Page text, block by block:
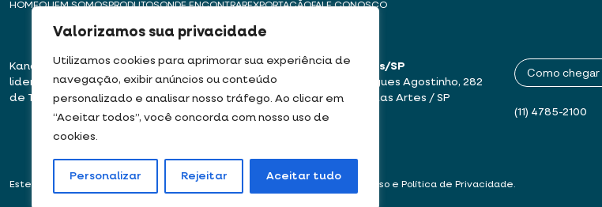
Valorizamos sua privacidade
Utilizamos cookies para aprimorar sua experiência de
navegação, exibir anúncios ou conteúdo
personalizado e analisar nosso tráfego. Ao clicar em
“Aceitar todos”, você concorda com nosso uso de
cookies.
Personalizar Rejeitar Aceitar tudo
HOMEQUEM SOMOSPRODUTOSONDE ENCONTRAREXPORTAÇÃOFALE CONOSCO
Kanaflex – Há mais de 50 anos
liderando a inovação na produção
de Tubos, Dutos e Mangueiras
Matriz – Embu das Artes/SP
Rua José Semião Rodrigues Agostinho, 282
Bairro Quinhaú – Embu das Artes / SP
06833-905
Como chegar
(11) 4785-2100
Este site usa cookies e dados pessoais de acordo com os nossos Termos de Uso e Política de Privacidade.